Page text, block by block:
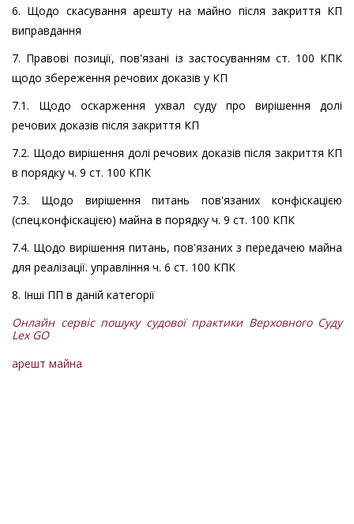
6. Щодо скасування арешту на майно після закриття КП
виправдання
7. Правові позиції, пов'язані із застосуванням ст. 100 КПК
щодо збереження речових доказів у КП
7.1. Щодо оскарження ухвал суду про вирішення долі
речових доказів після закриття КП
7.2. Щодо вирішення долі речових доказів після закриття КП
в порядку ч. 9 ст. 100 КПК
7.3. Щодо вирішення питань пов'язаних конфіскацією
(спец.конфіскацією) майна в порядку ч. 9 ст. 100 КПК
7.4. Щодо вирішення питань, пов'язаних з передачею майна
для реалізації. управління ч. 6 ст. 100 КПК
8. Інші ПП в даній категорії
Онлайн сервіс пошуку судової практики Верховного Суду
Lex GO
арешт майна